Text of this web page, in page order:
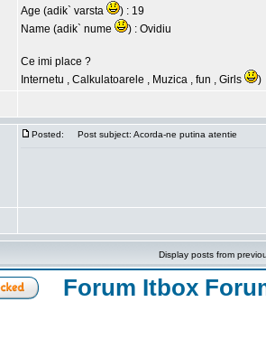
Age (adik` varsta
) : 19
Name (adik` nume
) : Ovidiu
Ce imi place ?
Internetu , Calkulatoarele , Muzica , fun , Girls
)
Posted: Post subject: Acorda-ne putina atentie
Display posts from
Forum Itbox